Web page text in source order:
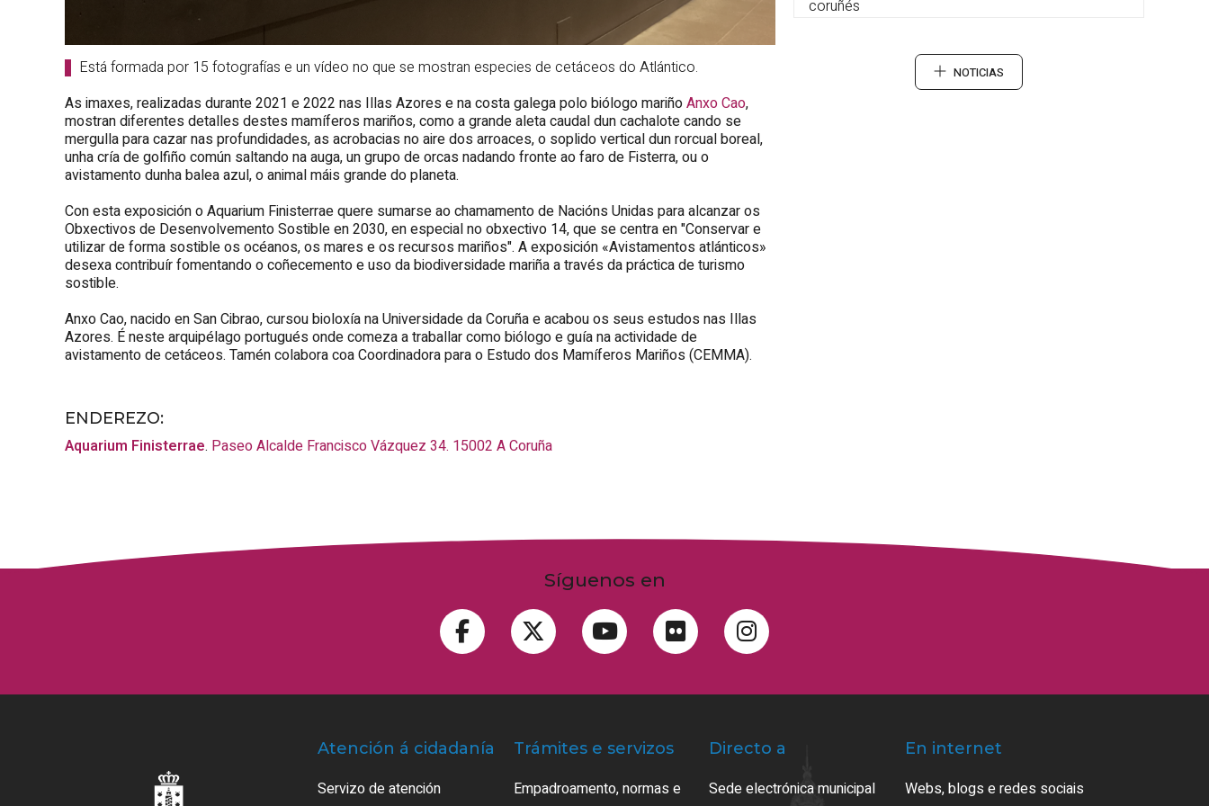
Está formada por 15 fotografías e un vídeo no que se mostran especies de cetáceos do Atlántico.
As imaxes, realizadas durante 2021 e 2022 nas Illas Azores e na costa galega polo biólogo mariñoAnxo Cao,
mostran diferentes detalles destes mamíferos mariños, como a grande aleta caudal dun cachalote cando se
mergulla para cazar nas profundidades, as acrobacias no aire dos arroaces, o soplido vertical dun rorcual boreal,
unha cría de golfiño común saltando na auga, un grupo de orcas nadando fronte ao faro de Fisterra,ou o
avistamento dunha balea azul, o animal máis grande do planeta.
Con esta exposición o Aquarium Finisterrae quere sumarse ao chamamento de Nacións Unidas para alcanzar os
Obxectivos de Desenvolvemento Sostible en 2030, en especial no obxectivo 14, que se centra en "Conservar e
utilizar de forma sostible os océanos, os mares e os recursos mariños". A exposición «Avistamentos atlánticos»
desexa contribuír fomentando o coñecemento e uso da biodiversidade mariña a través da práctica de turismo
sostible.
Anxo Cao, nacido en San Cibrao, cursou bioloxía naUniversidade da Coruñae acabou os seus estudos nas Illas
Azores. É neste arquipélago portugués onde comeza a traballar como biólogo e guía na actividade de
avistamento de cetáceos. Tamén colabora coa Coordinadora para o Estudo dos Mamíferos Mariños (CEMMA).
ENDEREZO:
Aquarium Finisterrae. Paseo Alcalde Francisco Vázquez 34. 15002 A Coruña
coruñés
NOTICIAS
Síguenos en
Atención á cidadanía
Servizo de atención
Trámites e servizos
Empadroamento, normas e
Directo a
Sede electrónica municipal
En internet
Webs, blogs e redes sociais